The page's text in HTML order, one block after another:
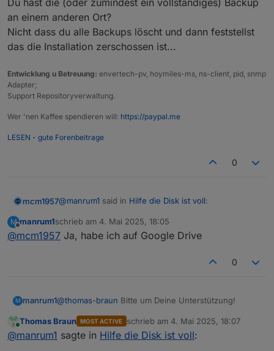
Du hast die (oder zumindest ein vollständiges) Backup
an einem anderen Ort?
Nicht dass du alle Backups löscht und dann feststellst
das die Installation zerschossen ist...
Entwicklung u Betreuung: envertech-pv, hoymiles-ms, ns-client, pid, snmp
Adapter;
Support Repositoryverwaltung.
Wer 'nen Kaffee spendieren will: https://paypal.me
LESEN - gute Forenbeitrage
0
mcm1957@manrum1 said in Hilfe die Disk ist voll:
@ thomas-braunBitte um Deine Unterstützung!
gerne den Inhalt von opt/iobroker/backups
Du hast die (oder zumindest ein vollständiges)
feststellst das die Installation zerschossen ist...
M
Offline
manrum1schrieb am 4. Mai 2025, 18:05
zuletzt editiert von
@mcm1957 Ja, habe ich auf Google Drive
0
M manrum1@thomas-braun Bitte um Deine Unterstützung!
Auch meine partition (rootfs) ist auf Grund der
Backup-Größe zu 100% voll. Ich habe die nvme nun
Thomas Braun MOST ACTIVE schrieb am 4. Mai 2025, 18:07
zuletzt editiert von
@manrum1 sagte in Hilfe die Disk ist voll: